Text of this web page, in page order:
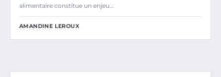
alimentaire constitue un enjeu…
AMANDINE LEROUX